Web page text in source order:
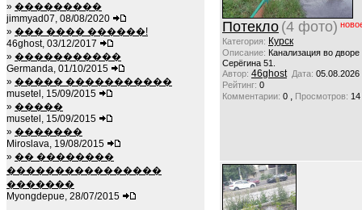
» ���������
jimmyad07, 08/08/2020
» ��� ���� ������!
46ghost, 03/12/2017
» �����������
Germanda, 01/10/2015
» ����� �����������
musetel, 15/09/2015
» �����
musetel, 15/09/2015
» �������
Miroslava, 19/08/2015
» �� ��������
����������������
�������
Myongdepue, 28/07/2015
Потекло (4 фото)
Категория: Курск
Описание: Канализация во
Серёгина 51.
Автор: 46ghost Дата: 05.08.2026
Рейтинг: 0
Комментарии: 0 , Просмотров: 14